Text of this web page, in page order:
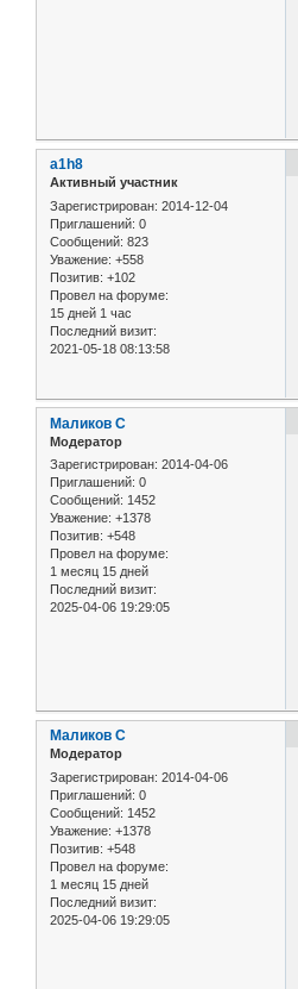
a1h8
Активный участник
Зарегистрирован: 2014-12-04
Приглашений: 0
Сообщений: 823
Уважение: +558
Позитив: +102
Провел на форуме:
15 дней 1 час
Последний визит:
2021-05-18 08:13:58
Маликов С
Модератор
Зарегистрирован: 2014-04-06
Приглашений: 0
Сообщений: 1452
Уважение: +1378
Позитив: +548
Провел на форуме:
1 месяц 15 дней
Последний визит:
2025-04-06 19:29:05
Маликов С
Модератор
Зарегистрирован: 2014-04-06
Приглашений: 0
Сообщений: 1452
Уважение: +1378
Позитив: +548
Провел на форуме:
1 месяц 15 дней
Последний визит:
2025-04-06 19:29:05